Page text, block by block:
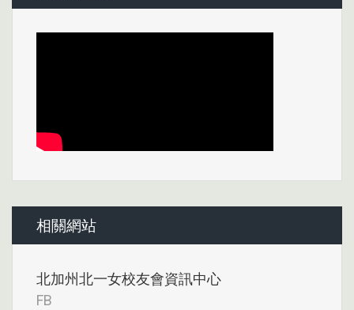
相關網站
北加州北一女校友會資訊中心
FB